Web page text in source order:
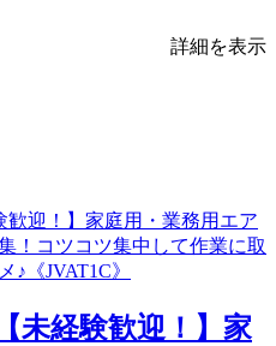
詳細を表示
未経験歓迎！】家